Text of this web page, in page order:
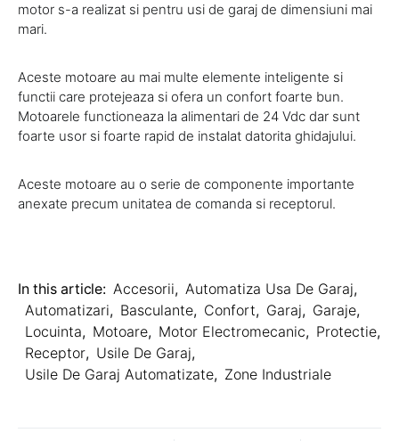
motor s-a realizat si pentru usi de garaj de dimensiuni mai
mari.
Aceste motoare au mai multe elemente inteligente si
functii care protejeaza si ofera un confort foarte bun.
Motoarele functioneaza la alimentari de 24 Vdc dar sunt
foarte usor si foarte rapid de instalat datorita ghidajului.
Aceste motoare au o serie de componente importante
anexate precum unitatea de comanda si receptorul.
In this article: Accesorii, Automatiza Usa De Garaj,
Automatizari, Basculante, Confort, Garaj, Garaje,
Locuinta, Motoare, Motor Electromecanic, Protectie,
Receptor, Usile De Garaj,
Usile De Garaj Automatizate, Zone Industriale